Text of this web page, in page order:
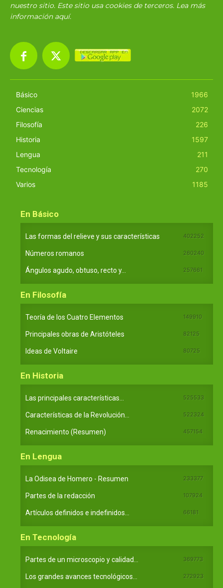
nuestro sitio. Este sitio usa cookies de terceros. Lea más
información aquí.
Básico
1966
Ciencias
2072
Filosofía
226
Historia
1597
Lengua
211
Tecnología
270
Varios
1185
En Básico
Las formas del relieve y sus características 402252
Números romanos 260240
Ángulos agudo, obtuso, recto y... 257661
En Filosofía
Teoría de los Cuatro Elementos 149910
Principales obras de Aristóteles 82125
Ideas de Voltaire 80725
En Historia
Las principales características... 525533
Características de la Revolución... 522324
Renacimiento (Resumen) 457154
En Lengua
La Odisea de Homero - Resumen 233377
Partes de la redacción 107924
Artículos definidos e indefinidos... 66181
En Tecnología
Partes de un microscopio y calidad... 369773
Los grandes avances tecnológicos... 272923